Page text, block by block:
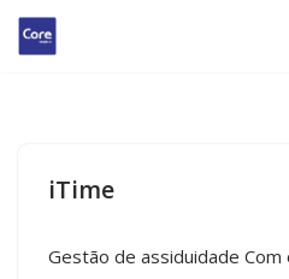
iTime
Gestão de assiduidade